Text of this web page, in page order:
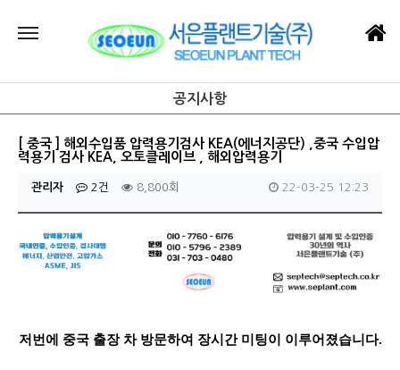
공지사항
[ 중국 ] 해외수입품 압력용기검사 KEA(에너지공단) ,중국 수입압
력용기 검사 KEA, 오토클레이브 , 해외압력용기
관리자 2건 8,800회 22-03-25 12:23
저번에 중국 출장 차 방문하여 장시간 미팅이 이루어졌습니다.